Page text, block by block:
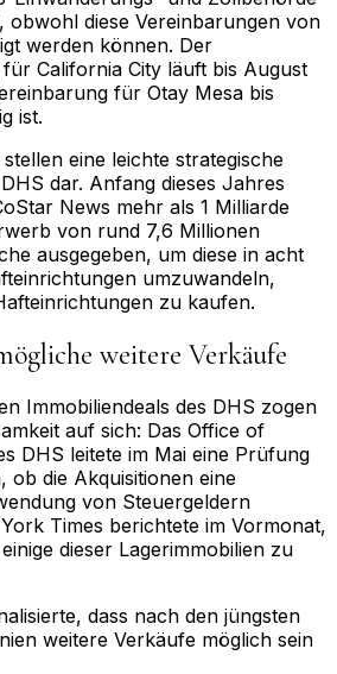
obwohl diese Vereinbarungen von
werden können. Der
California City läuft bis August
für Otay Mesa bis
ist.
eine leichte strategische
dar. Anfang dieses Jahres
News mehr als 1 Milliarde
von rund 7,6 Millionen
ausgegeben, um diese in acht
umzuwandeln,
zu kaufen.
weitere Verkäufe
Immobiliendeals des DHS zogen
auf sich: Das Office of
DHS leitete im Mai eine Prüfung
ob die Akquisitionen eine
von Steuergeldern
Times berichtete im Vormonat,
dieser Lagerimmobilien zu
dass nach den jüngsten
weitere Verkäufe möglich sein